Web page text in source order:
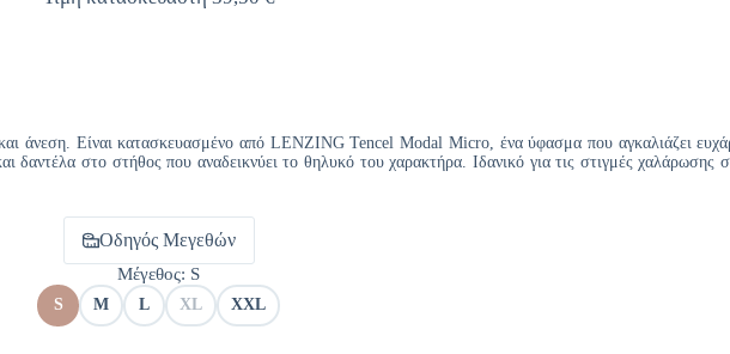
άνεση. Είναι κατασκευασμένο από LENZING Tencel Modal Micro, ένα ύφασμα που αγκαλιάζει
δαντέλα στο στήθος που αναδεικνύει το θηλυκό του χαρακτήρα. Ιδανικό για τις στιγμές χαλάρωσης
Οδηγός Μεγεθών
Μέγεθος: S
S M L XL XXL